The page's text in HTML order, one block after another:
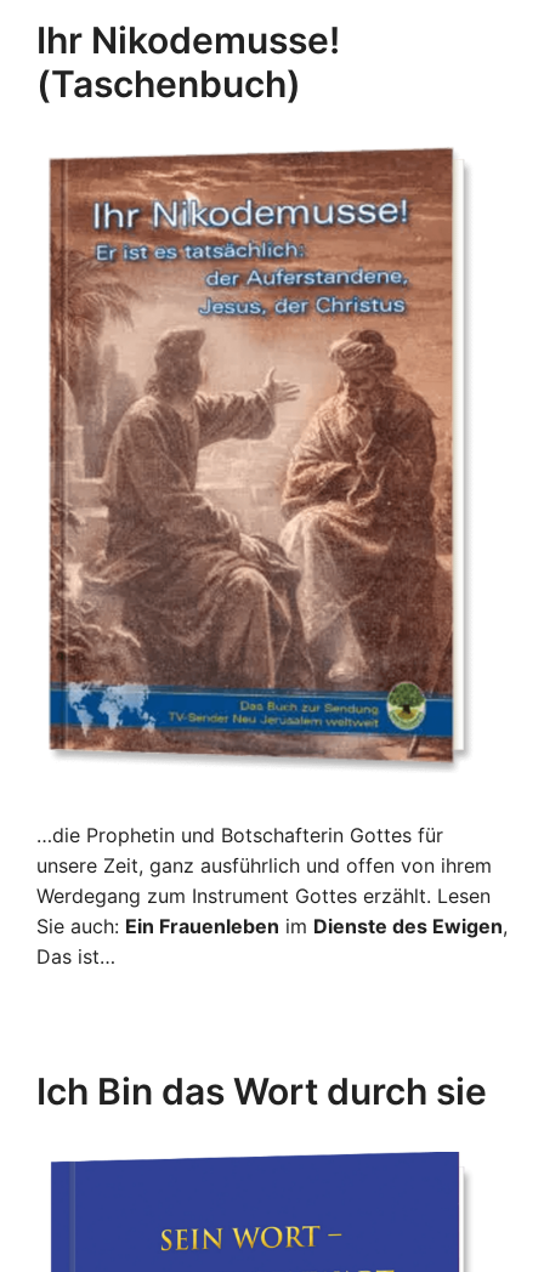
Ihr Nikodemusse!
(Taschenbuch)
…die Prophetin und Botschafterin Gottes für
unsere Zeit, ganz ausführlich und offen von ihrem
Werdegang zum Instrument Gottes erzählt. Lesen
Sie auch: Ein Frauenleben im Dienste des Ewigen,
Das ist…
Ich Bin das Wort durch sie